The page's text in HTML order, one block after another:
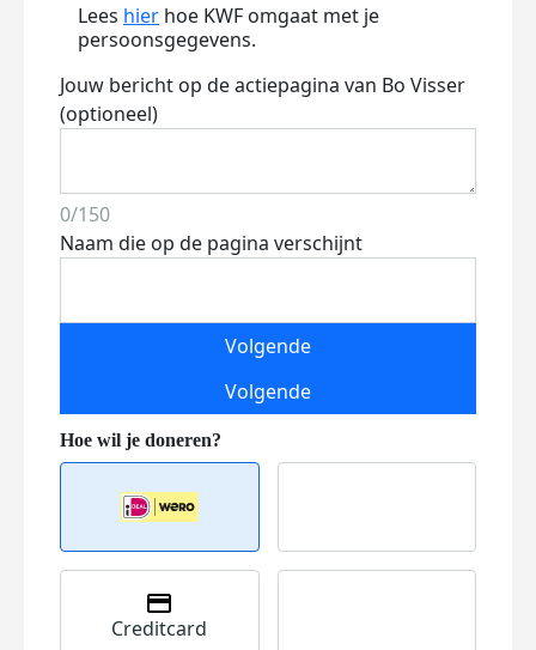
Lees hier hoe KWF omgaat met je
persoonsgegevens.
Jouw bericht op de actiepagina van Bo Visser
(optioneel)
0/150
Naam die op de pagina verschijnt
Volgende
Volgende
Creditcard